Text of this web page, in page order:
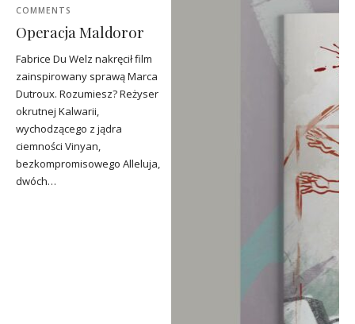
COMMENTS
Operacja Maldoror
Fabrice Du Welz nakręcił film
zainspirowany sprawą Marca
Dutroux. Rozumiesz? Reżyser
okrutnej Kalwarii,
wychodzącego z jądra
ciemności Vinyan,
bezkompromisowego Alleluja,
dwóch…